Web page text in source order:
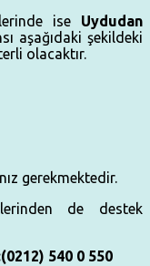
ise Uydudan
aşağıdaki şekildeki
olacaktır.
gerekmektedir.
de destek
540 0 550